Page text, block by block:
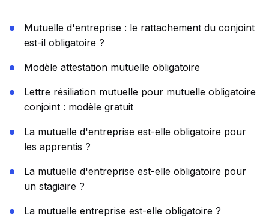
Mutuelle d'entreprise : le rattachement du conjoint
est-il obligatoire ?
Modèle attestation mutuelle obligatoire
Lettre résiliation mutuelle pour mutuelle obligatoire
conjoint : modèle gratuit
La mutuelle d'entreprise est-elle obligatoire pour
les apprentis ?
La mutuelle d'entreprise est-elle obligatoire pour
un stagiaire ?
La mutuelle entreprise est-elle obligatoire ?